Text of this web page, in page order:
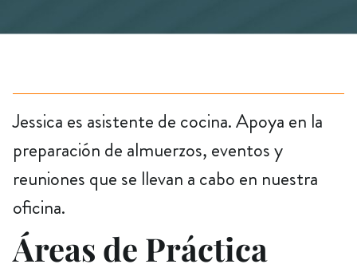
Áreas de Práctica
Jessica es asistente de cocina. Apoya en la
preparación de almuerzos, eventos y
reuniones que se llevan a cabo en nuestra
oficina.